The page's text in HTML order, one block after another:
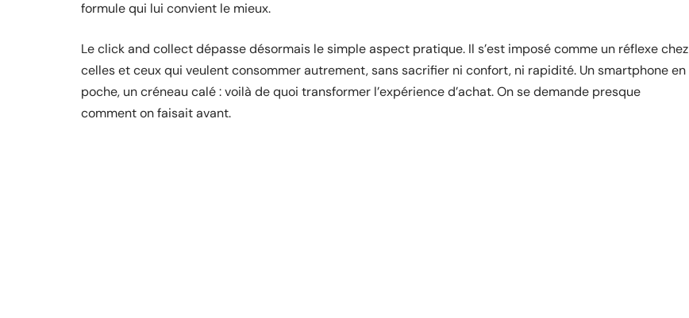
formule qui lui convient le mieux.
Le click and collect dépasse désormais le simple aspect pratique. Il s’est imposé comme un réflexe chez
celles et ceux qui veulent consommer autrement, sans sacrifier ni confort, ni rapidité. Un smartphone en
poche, un créneau calé : voilà de quoi transformer l’expérience d’achat. On se demande presque
comment on faisait avant.